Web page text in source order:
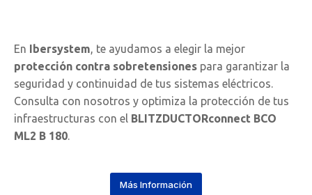
En Ibersystem, te ayudamos a elegir la mejor
protección contra sobretensiones para garantizar la
seguridad y continuidad de tus sistemas eléctricos.
Consulta con nosotros y optimiza la protección de tus
infraestructuras con el BLITZDUCTORconnect BCO
ML2 B 180.
Más Información